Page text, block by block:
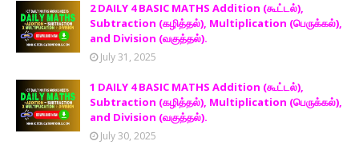
2 DAILY 4 BASIC MATHS Addition (கூட்டல்),
Subtraction (கழித்தல்), Multiplication (பெருக்கல்),
and Division (வகுத்தல்).
July 31, 2025
1 DAILY 4 BASIC MATHS Addition (கூட்டல்),
Subtraction (கழித்தல்), Multiplication (பெருக்கல்),
and Division (வகுத்தல்).
July 30, 2025